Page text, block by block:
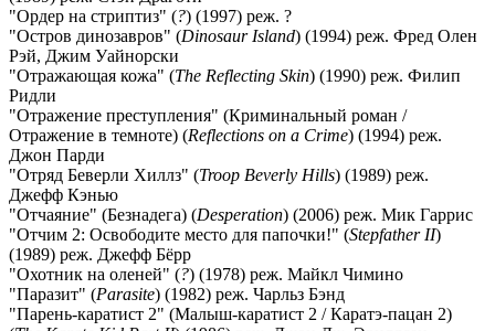
"Ордер на стриптиз" (?) (1997) реж. ?
"Остров динозавров" (Dinosaur Island) (1994) реж. Фред Олен
Рэй, Джим Уайнорски
"Отражающая кожа" (The Reflecting Skin) (1990) реж. Филип
Ридли
"Отражение преступления" (Криминальный роман /
Отражение в темноте) (Reflections on a Crime) (1994) реж.
Джон Парди
"Отряд Беверли Хиллз" (Troop Beverly Hills) (1989) реж.
Джефф Кэнью
"Отчаяние" (Безнадега) (Desperation) (2006) реж. Мик Гаррис
"Отчим 2: Освободите место для папочки!" (Stepfather II)
(1989) реж. Джефф Бёрр
"Охотник на оленей" (?) (1978) реж. Майкл Чимино
"Паразит" (Parasite) (1982) реж. Чарльз Бэнд
"Парень-каратист 2" (Малыш-каратист 2 / Каратэ-пацан 2)